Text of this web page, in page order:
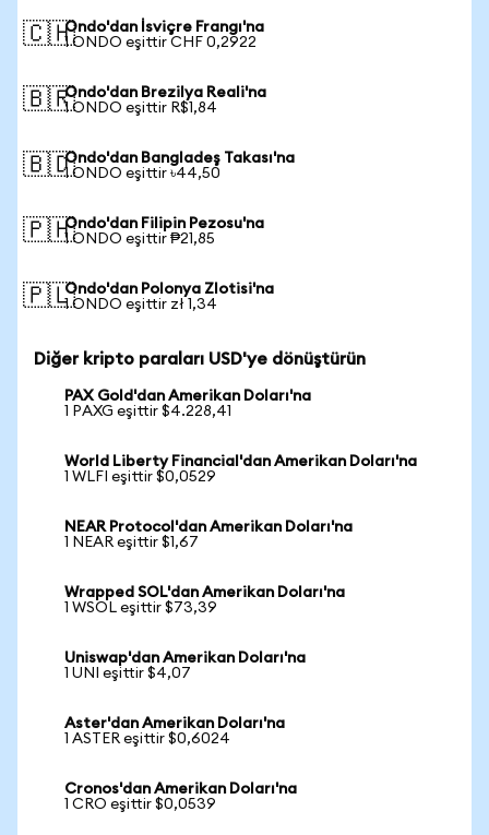
🇨🇭Ondo'dan İsviçre Frangı'na
1 ONDO eşittir CHF 0,2922
🇧🇷Ondo'dan Brezilya Reali'na
1 ONDO eşittir R$1,84
🇧🇩Ondo'dan Bangladeş Takası'na
1 ONDO eşittir ৳44,50
🇵🇭Ondo'dan Filipin Pezosu'na
1 ONDO eşittir ₱21,85
🇵🇱Ondo'dan Polonya Zlotisi'na
1 ONDO eşittir zł 1,34
Diğer kripto paraları USD'ye dönüştürün
PAX Gold'dan Amerikan Doları'na
1 PAXG eşittir $4.228,41
World Liberty Financial'dan Amerikan Doları'na
1 WLFI eşittir $0,0529
NEAR Protocol'dan Amerikan Doları'na
1 NEAR eşittir $1,67
Wrapped SOL'dan Amerikan Doları'na
1 WSOL eşittir $73,39
Uniswap'dan Amerikan Doları'na
1 UNI eşittir $4,07
Aster'dan Amerikan Doları'na
1 ASTER eşittir $0,6024
Cronos'dan Amerikan Doları'na
1 CRO eşittir $0,0539